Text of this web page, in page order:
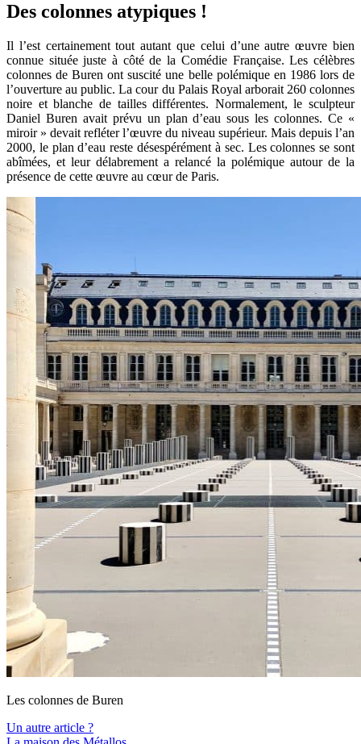
Des colonnes atypiques !
Il l’est certainement tout autant que celui d’une autre œuvre bien
connue située juste à côté de la Comédie Française. Les célèbres
colonnes de Buren ont suscité une belle polémique en 1986 lors de
l’ouverture au public. La cour du Palais Royal arborait 260 colonnes
noire et blanche de tailles différentes. Normalement, le sculpteur
Daniel Buren avait prévu un plan d’eau sous les colonnes. Ce «
miroir » devait refléter l’œuvre du niveau supérieur. Mais depuis l’an
2000, le plan d’eau reste désespérément à sec. Les colonnes se sont
abîmées, et leur délabrement a relancé la polémique autour de la
présence de cette œuvre au cœur de Paris.
Les colonnes de Buren
Un autre article ?